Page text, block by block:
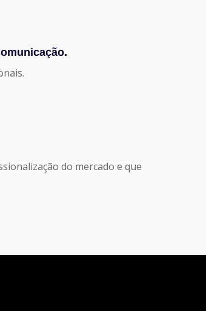
do mercado e que